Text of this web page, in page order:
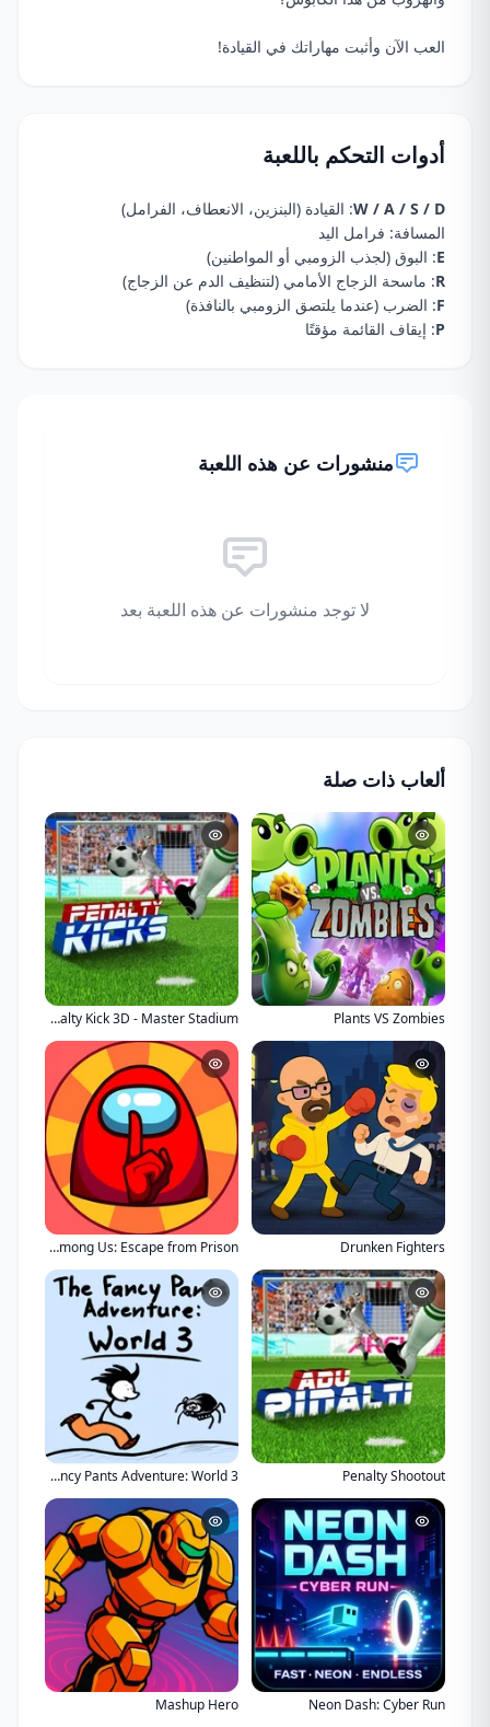
العب الآن وأثبت مهاراتك في القيادة!
أدوات التحكم باللعبة
W / A / S / D: القيادة (البنزين، الانعطاف، الفرامل)
المسافة: فرامل اليد
E: البوق (لجذب الزومبي أو المواطنين)
R: ماسحة الزجاج الأمامي (لتنظيف الدم عن الزجاج)
F: الضرب (عندما يلتصق الزومبي بالنافذة)
P: إيقاف القائمة مؤقتًا
منشورات عن هذه اللعبة
لا توجد منشورات عن هذه اللعبة بعد
ألعاب ذات صلة
Plants VS Zombies
Penalty Kick 3D - Master Stadium
Drunken Fighters
Impostor Among Us: Escape from Prison
Penalty Shootout
The Fancy Pants Adventure: World 3
Neon Dash: Cyber Run
Mashup Hero